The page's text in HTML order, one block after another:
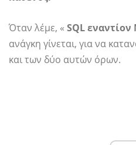
Όταν λέμε, « SQL εναντίον
ανάγκη γίνεται, για να
και των δύο αυτών όρων.